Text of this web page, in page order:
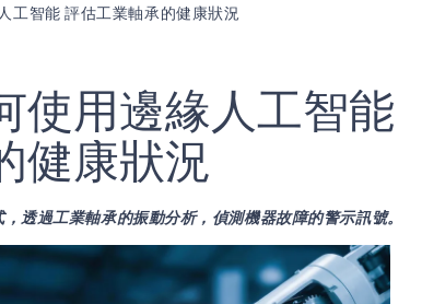
工智能 評估工業軸承的健康狀況
使 用 邊緣 人工智能
健康狀況
透過工業軸承的振動分析，偵測機器故障的警示訊號。
OK